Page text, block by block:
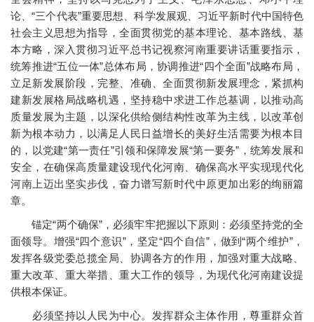
论、“三个代表”重要思想、科学发展观、习近平新时代中国特色
社会主义思想为指导，全面贯彻党的基本理论、基本路线、基
本方略，深入贯彻习近平总书记视察河南重要讲话重要指示，
统筹推进“五位一体”总体布局，协调推进“四个全面”战略布局，
立足新发展阶段，完整、准确、全面贯彻新发展理念，紧抓构
建新发展格局战略机遇，坚持稳中求进工作总基调，以推动高
质量发展为主题，以深化供给侧结构性改革为主线，以改革创
新为根本动力，以满足人民日益增长的美好生活需要为根本目
的，以党建“第一责任”引领和保障发展“第一要务”，统筹发展和
安全，在确保高质量建设现代化河南、确保高水平实现现代化
河南上迈出坚实步伐，奋力谱写新时代中原更加出彩的绚丽篇
章。
锚定“两个确保”，必须牢牢把握以下原则：必须坚持党的全
面领导。增强“四个意识”，坚定“四个自信”，做到“两个维护”，
发挥各级党委总揽全局、协调各方的作用，加强对重大战略、
重大改革、重大举措、重大工作的领导，为现代化河南建设提
供根本保证。
必须坚持以人民为中心。发挥群众主体作用，尊重群众首